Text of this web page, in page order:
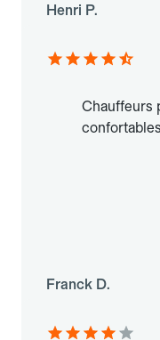
Henri P.
Chauffeurs
Franck D.